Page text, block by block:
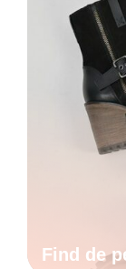
Find de